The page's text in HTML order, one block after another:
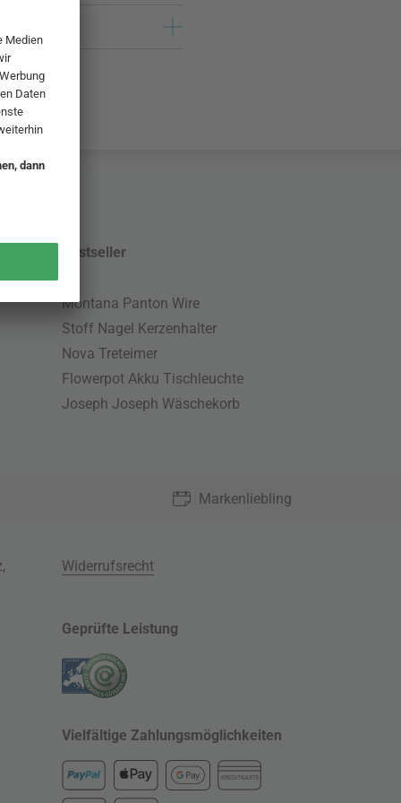
Bestseller
Montana Panton Wire
Stoff Nagel Kerzenhalter
Nova Treteimer
Flowerpot Akku Tischleuchte
Joseph Joseph Wäschekorb
Markenliebling
,
Widerrufsrecht
Geprüfte Leistung
Vielfältige Zahlungsmöglichkeiten
KREDITKARTE